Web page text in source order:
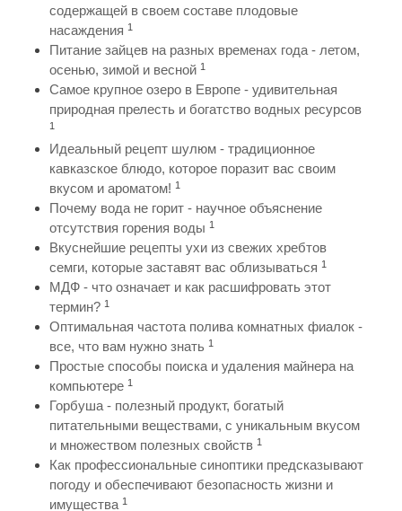
содержащей в своем составе плодовые
насаждения 1
Питание зайцев на разных временах года - летом,
осенью, зимой и весной 1
Самое крупное озеро в Европе - удивительная
природная прелесть и богатство водных ресурсов
1
Идеальный рецепт шулюм - традиционное
кавказское блюдо, которое поразит вас своим
вкусом и ароматом! 1
Почему вода не горит - научное объяснение
отсутствия горения воды 1
Вкуснейшие рецепты ухи из свежих хребтов
семги, которые заставят вас облизываться 1
МДФ - что означает и как расшифровать этот
термин? 1
Оптимальная частота полива комнатных фиалок -
все, что вам нужно знать 1
Простые способы поиска и удаления майнера на
компьютере 1
Горбуша - полезный продукт, богатый
питательными веществами, с уникальным вкусом
и множеством полезных свойств 1
Как профессиональные синоптики предсказывают
погоду и обеспечивают безопасность жизни и
имущества 1